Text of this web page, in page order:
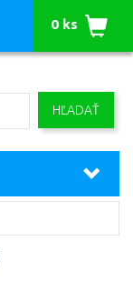
HĽADAŤ
0 ks